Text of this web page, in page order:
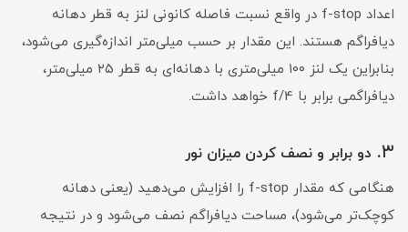
اعداد f-stop در واقع نسبت فاصله کانونی لنز به قطر دهانه
دیافراگم هستند. این مقدار بر حسب میلی‌متر اندازه‌گیری می‌شود،
بنابراین یک لنز ۱۰۰ میلی‌متری با دهانه‌ای به قطر ۲۵ میلی‌متر،
دیافراگمی برابر با f/4 خواهد داشت.
۳. دو برابر و نصف کردن میزان نور
هنگامی که مقدار f-stop را افزایش می‌دهید (یعنی دهانه
کوچک‌تر می‌شود)، مساحت دیافراگم نصف می‌شود و در نتیجه